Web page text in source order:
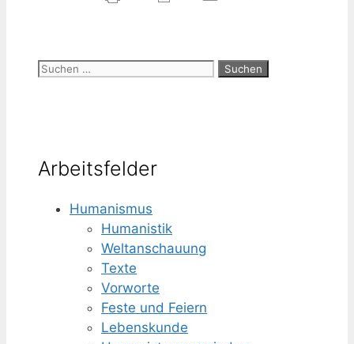
Suchen
Arbeitsfelder
Humanismus
Humanistik
Weltanschauung
Texte
Vorworte
Feste und Feiern
Lebenskunde